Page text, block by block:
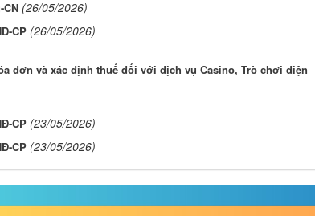
CN (26/05/2026)
CP (26/05/2026)
đơn và xác định thuế đối với dịch vụ Casino, Trò chơi điện
CP (23/05/2026)
CP (23/05/2026)